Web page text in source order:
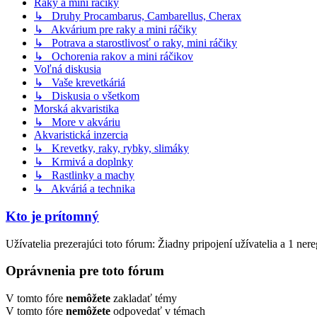
Raky a mini ráčiky
↳ Druhy Procambarus, Cambarellus, Cherax
↳ Akvárium pre raky a mini ráčiky
↳ Potrava a starostlivosť o raky, mini ráčiky
↳ Ochorenia rakov a mini ráčikov
Voľná diskusia
↳ Vaše krevetkáriá
↳ Diskusia o všetkom
Morská akvaristika
↳ More v akváriu
Akvaristická inzercia
↳ Krevetky, raky, rybky, slimáky
↳ Krmivá a doplnky
↳ Rastlinky a machy
↳ Akváriá a technika
Kto je prítomný
Užívatelia prezerajúci toto fórum: Žiadny pripojení užívatelia a 1
Oprávnenia pre toto fórum
V tomto fóre nemôžete zakladať témy
V tomto fóre nemôžete odpovedať v témach